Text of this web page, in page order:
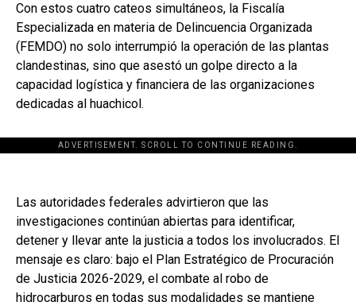
Con estos cuatro cateos simultáneos, la Fiscalía
Especializada en materia de Delincuencia Organizada
(FEMDO) no solo interrumpió la operación de las plantas
clandestinas, sino que asestó un golpe directo a la
capacidad logística y financiera de las organizaciones
dedicadas al huachicol.
ADVERTISEMENT. SCROLL TO CONTINUE READING.
Las autoridades federales advirtieron que las
investigaciones continúan abiertas para identificar,
detener y llevar ante la justicia a todos los involucrados. El
mensaje es claro: bajo el Plan Estratégico de Procuración
de Justicia 2026-2029, el combate al robo de
hidrocarburos en todas sus modalidades se mantiene